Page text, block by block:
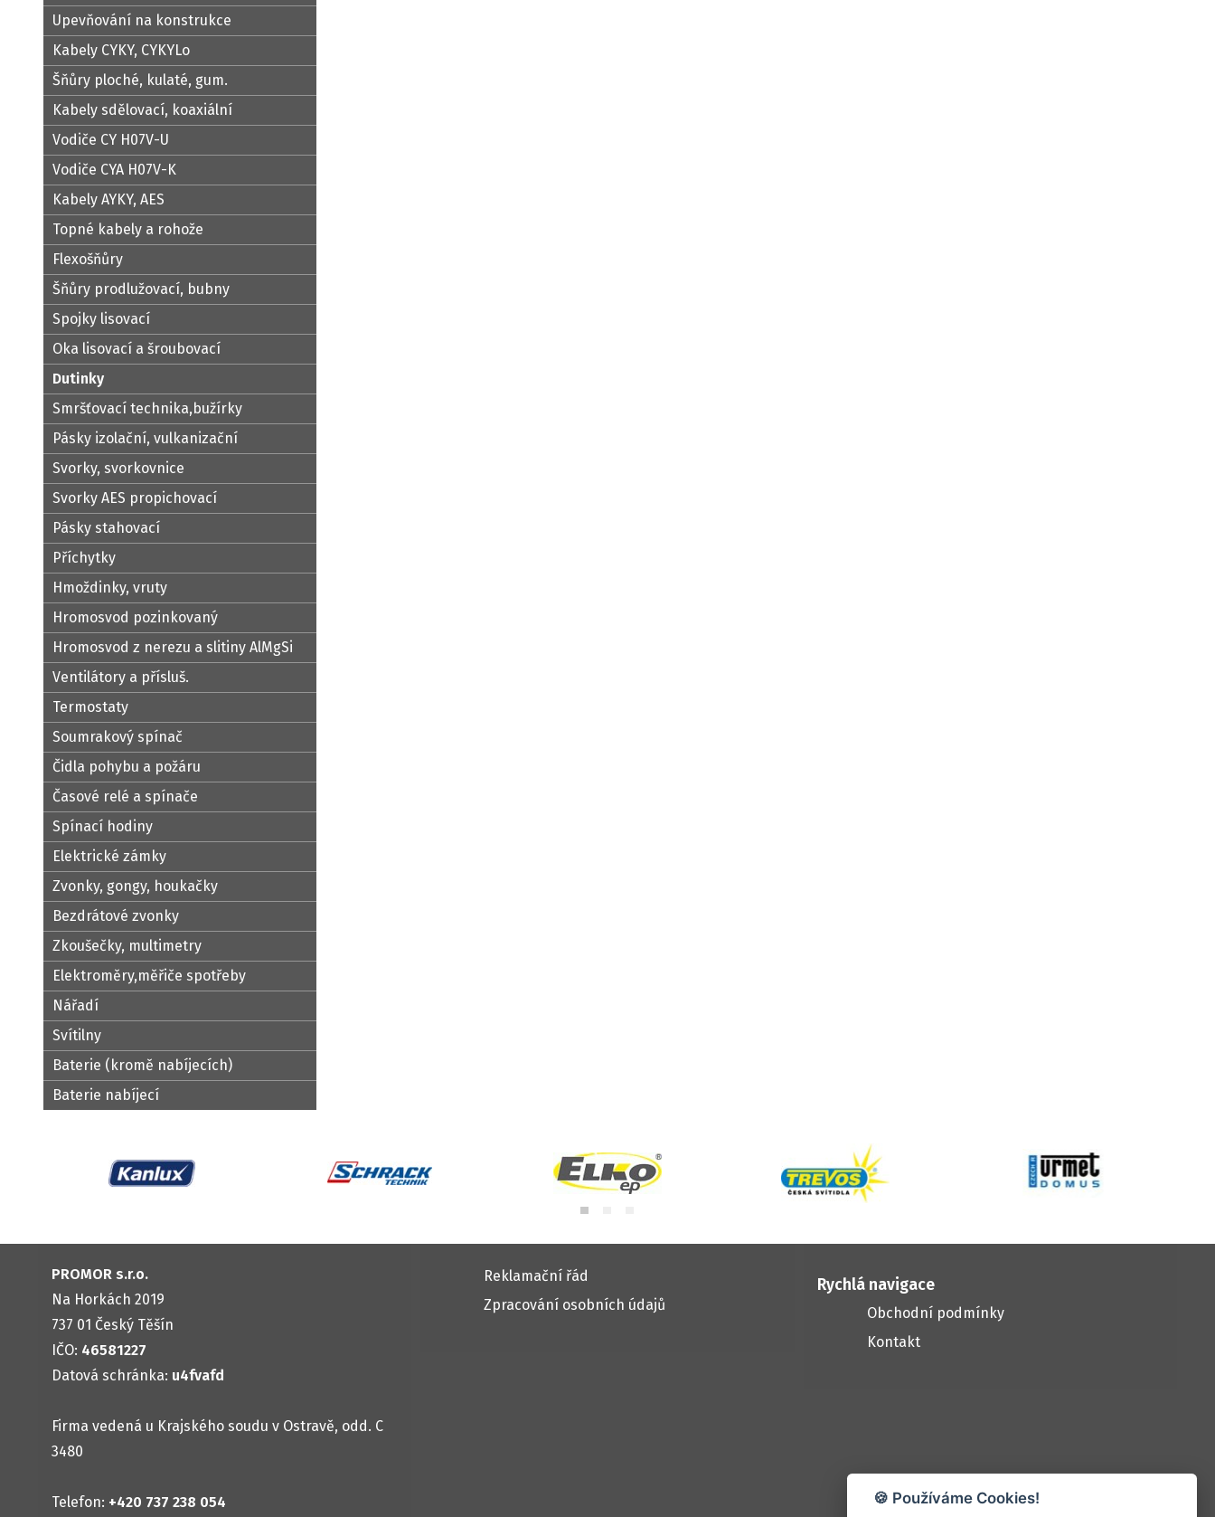
Upevňování na konstrukce
Kabely CYKY, CYKYLo
Šňůry ploché, kulaté, gum.
Kabely sdělovací, koaxiální
Vodiče CY H07V-U
Vodiče CYA H07V-K
Kabely AYKY, AES
Topné kabely a rohože
Flexošňůry
Šňůry prodlužovací, bubny
Spojky lisovací
Oka lisovací a šroubovací
Dutinky
Smršťovací technika,bužírky
Pásky izolační, vulkanizační
Svorky, svorkovnice
Svorky AES propichovací
Pásky stahovací
Příchytky
Hmoždinky, vruty
Hromosvod pozinkovaný
Hromosvod z nerezu a slitiny AlMgSi
Ventilátory a přísluš.
Termostaty
Soumrakový spínač
Čidla pohybu a požáru
Časové relé a spínače
Spínací hodiny
Elektrické zámky
Zvonky, gongy, houkačky
Bezdrátové zvonky
Zkoušečky, multimetry
Elektroměry,měřiče spotřeby
Nářadí
Svítilny
Baterie (kromě nabíjecích)
Baterie nabíjecí
PROMOR s.r.o.
Na Horkách 2019
737 01 Český Těšín
IČO: 46581227
Datová schránka: u4fvafd
Firma vedená u Krajského soudu v Ostravě, odd. C
3480
Telefon: +420 737 238 054
Reklamační řád
Zpracování osobních údajů
Rychlá navigace
Obchodní podmínky
Kontakt
🍪 Používáme Cookies!